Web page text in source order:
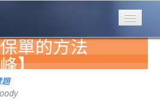
單的方法
】